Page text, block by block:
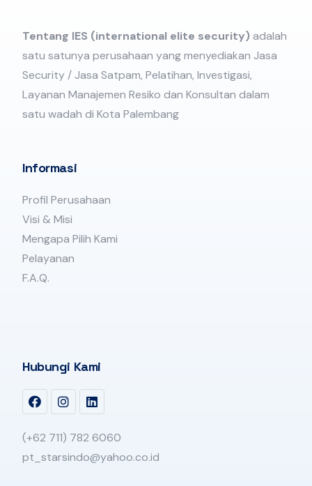
Tentang IES (international elite security) adalah
satu satunya perusahaan yang menyediakan Jasa
Security / Jasa Satpam, Pelatihan, Investigasi,
Layanan Manajemen Resiko dan Konsultan dalam
satu wadah di Kota Palembang
Informasi
Profil Perusahaan
Visi & Misi
Mengapa Pilih Kami
Pelayanan
F.A.Q.
Hubungi Kami
(+62 711) 782 6060
pt_starsindo@yahoo.co.id